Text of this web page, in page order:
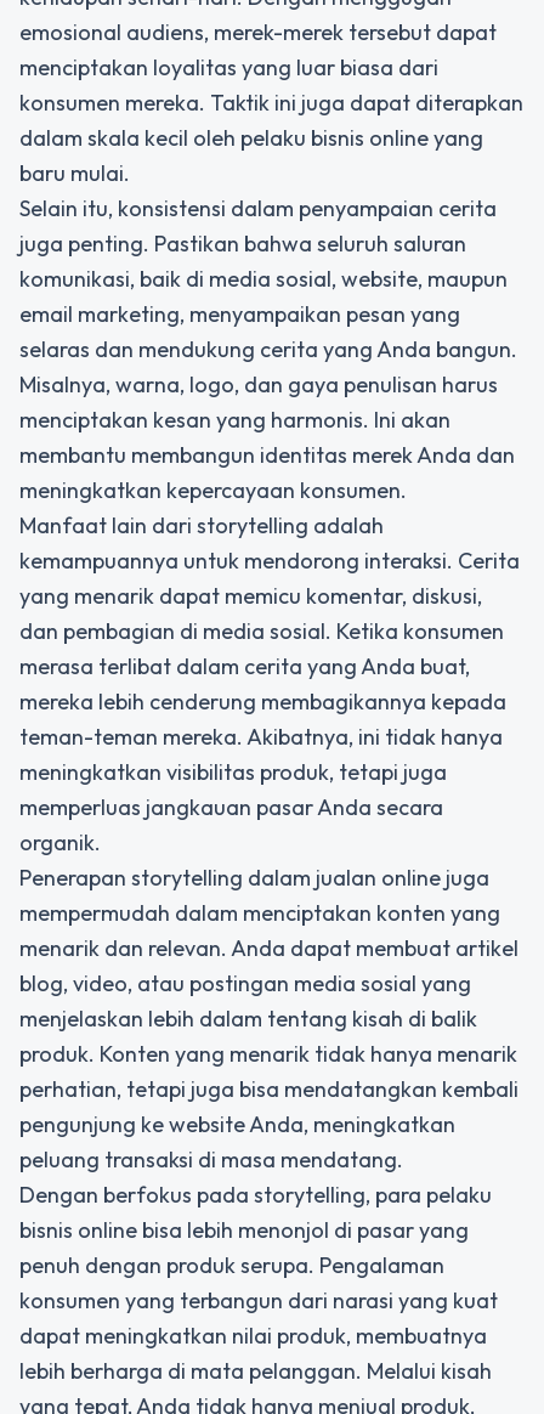
emosional audiens, merek-merek tersebut dapat
menciptakan loyalitas yang luar biasa dari
konsumen mereka. Taktik ini juga dapat diterapkan
dalam skala kecil oleh pelaku bisnis online yang
baru mulai.
Selain itu, konsistensi dalam penyampaian cerita
juga penting. Pastikan bahwa seluruh saluran
komunikasi, baik di media sosial, website, maupun
email marketing, menyampaikan pesan yang
selaras dan mendukung cerita yang Anda bangun.
Misalnya, warna, logo, dan gaya penulisan harus
menciptakan kesan yang harmonis. Ini akan
membantu membangun identitas merek Anda dan
meningkatkan kepercayaan konsumen.
Manfaat lain dari storytelling adalah
kemampuannya untuk mendorong interaksi. Cerita
yang menarik dapat memicu komentar, diskusi,
dan pembagian di media sosial. Ketika konsumen
merasa terlibat dalam cerita yang Anda buat,
mereka lebih cenderung membagikannya kepada
teman-teman mereka. Akibatnya, ini tidak hanya
meningkatkan visibilitas produk, tetapi juga
memperluas jangkauan pasar Anda secara
organik.
Penerapan storytelling dalam jualan online juga
mempermudah dalam menciptakan konten yang
menarik dan relevan. Anda dapat membuat artikel
blog, video, atau postingan media sosial yang
menjelaskan lebih dalam tentang kisah di balik
produk. Konten yang menarik tidak hanya menarik
perhatian, tetapi juga bisa mendatangkan kembali
pengunjung ke website Anda, meningkatkan
peluang transaksi di masa mendatang.
Dengan berfokus pada storytelling, para pelaku
bisnis online bisa lebih menonjol di pasar yang
penuh dengan produk serupa. Pengalaman
konsumen yang terbangun dari narasi yang kuat
dapat meningkatkan nilai produk, membuatnya
lebih berharga di mata pelanggan. Melalui kisah
yang tepat, Anda tidak hanya menjual produk,